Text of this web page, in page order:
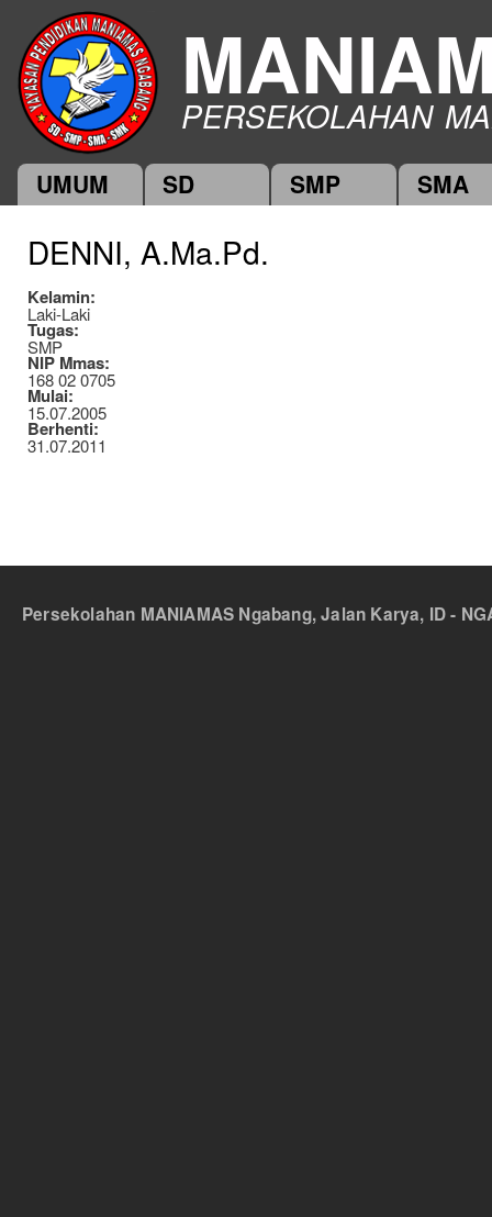
PERSEKOLAHAN
Main menu
UMUM SD SMP SMA
DENNI, A.Ma.Pd.
Kelamin:
Laki-Laki
Tugas:
SMP
NIP Mmas:
168 02 0705
Mulai:
15.07.2005
Berhenti:
31.07.2011
Persekolahan MANIAMAS Ngabang, Jalan Karya, ID -